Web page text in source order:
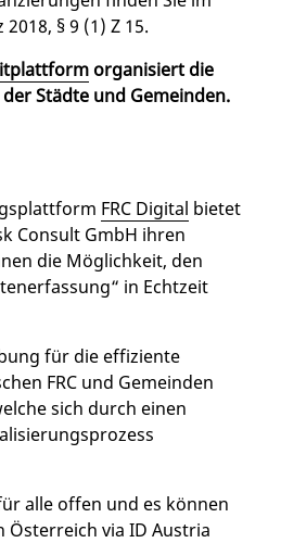
§ 9 (1) Z 15.
organisiert die
Städte und Gemeinden.
FRC Digital bietet
Consult GmbH ihren
die Möglichkeit, den
in Echtzeit
für die effiziente
FRC und Gemeinden
sich durch einen
alle offen und es können
Österreich via ID Austria